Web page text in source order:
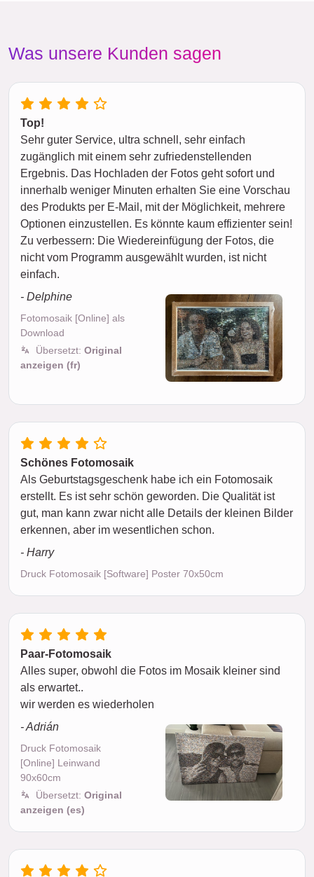
Was unsere Kunden sagen
Top!
Sehr guter Service, ultra schnell, sehr einfach
zugänglich mit einem sehr zufriedenstellenden
Ergebnis. Das Hochladen der Fotos geht sofort und
innerhalb weniger Minuten erhalten Sie eine Vorschau
des Produkts per E-Mail, mit der Möglichkeit, mehrere
Optionen einzustellen. Es könnte kaum effizienter sein!
Zu verbessern: Die Wiedereinfügung der Fotos, die
nicht vom Programm ausgewählt wurden, ist nicht
einfach.
- Delphine
Fotomosaik [Online] als
Download
Übersetzt: Original
anzeigen (fr)
Schönes Fotomosaik
Als Geburtstagsgeschenk habe ich ein Fotomosaik
erstellt. Es ist sehr schön geworden. Die Qualität ist
gut, man kann zwar nicht alle Details der kleinen Bilder
erkennen, aber im wesentlichen schon.
- Harry
Druck Fotomosaik [Software] Poster 70x50cm
Paar-Fotomosaik
Alles super, obwohl die Fotos im Mosaik kleiner sind
als erwartet..
wir werden es wiederholen
- Adrián
Druck Fotomosaik
[Online] Leinwand
90x60cm
Übersetzt: Original
anzeigen (es)